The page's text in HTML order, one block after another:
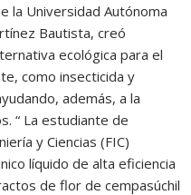
i
n
t
la Universidad Autónoma
Bautista, creó
ecológica para el
como insecticida y
además, a la
“ La estudiante de
y Ciencias (FIC)
líquido de alta eficiencia
de flor de cempasúchil